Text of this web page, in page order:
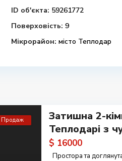
ID об'єкта: 59261772
Поверховість: 9
Мікрорайон: місто Теплодар
Продаж
Затишна 2-
Теплодарі з
$ 16000
Простора та